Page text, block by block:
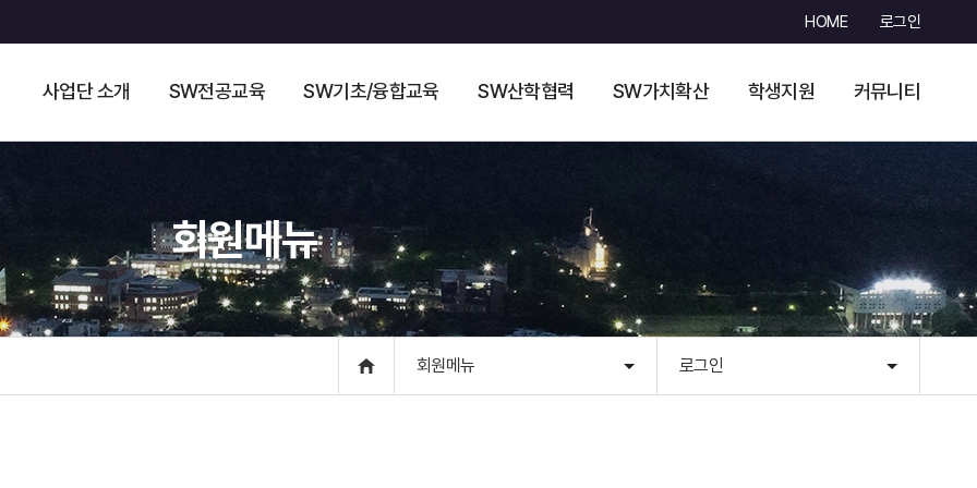
HOME 로그인
사업단 소개 SW전공교육 SW기초/융합교육 SW산학협력 SW가치확산 학생지원 커뮤니티
회원메뉴
회원메뉴 로그인